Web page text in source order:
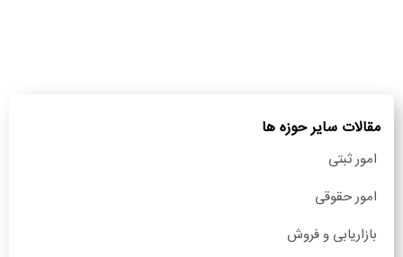
مقالات سایر حوزه ها
امور ثبتی
امور حقوقی
بازاریابی و فروش